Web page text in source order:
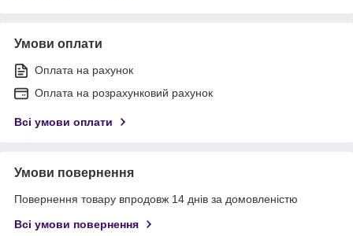
Умови оплати
Оплата на рахунок
Оплата на розрахунковий рахунок
Всі умови оплати
Умови повернення
Повернення товару впродовж 14 днів за домовленістю
Всі умови повернення